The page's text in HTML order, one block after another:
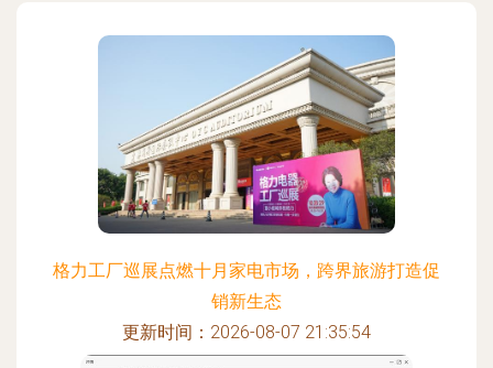
格力工厂巡展点燃十月家电市场，跨界旅游打造促
销新生态
更新时间：2026-08-07 21:35:54